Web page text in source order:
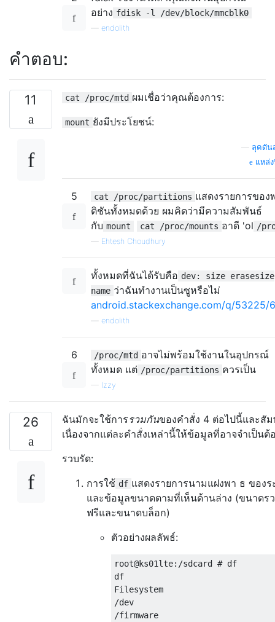
อย่าง fdisk -l /dev/block/mmcblk0
endolith
คำตอบ:
11 cat /proc/mtd ผมเชื่อว่าคุณต้องการ:
mount ยังมีประโยชน์:
ลุคดัน
แหล่
5 cat /proc/partitions แสดงรายการของ
ติชันทั้งหมดด้วย ผมคิดว่ามีความสัมพันธ์
กับ mount cat /proc/mounts อาดี 'ol /
— Ehtesh Choudhury
ทั้งหมดที่ฉันได้รับคือ dev: size erasesize
name ว่าฉันทำงานเป็นซูหรือไม่
android.stackexchange.com/q/53225/
endolith
6 /proc/mtd อาจไม่พร้อมใช้งานในอุปกรณ์
ทั้งหมด แต่ /proc/partitions ควรเป็น
— Izzy
26 ฉันมักจะใช้การรวมกันของคำสั่ง 4 ต่อไปนี้และสั
เนื่องจากแต่ละคำสั่งเหล่านี้ให้ข้อมูลที่อาจจำเป็นต้
รวบรัด:
การใช้ df แสดงรายการนามแฝงพา ธ ของ
และข้อมูลขนาดตามที่เห็นด้านล่าง (ขนาดร
ฟรีและขนาดบล็อก)
ตัวอย่างผลลัพธ์:
root@ks01lte:/sdcard # df
df
Filesystem
/dev
/firmware